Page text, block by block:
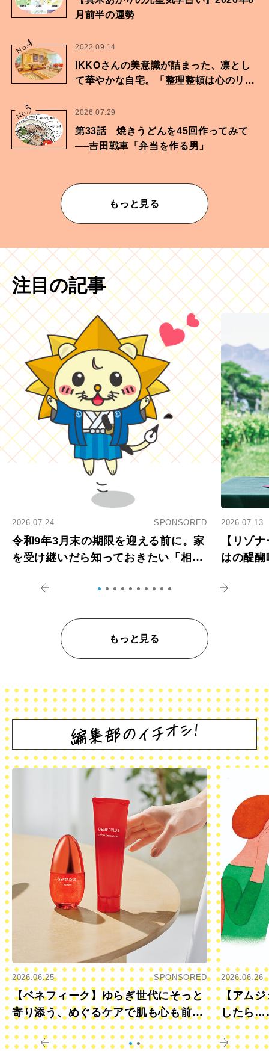
月前半の運勢
No.
4 2022.09.14
IKKOさんの美意識が詰まった、凛とし
て華やかな自宅。「整理整頓は心のリズ
No.5 2026.07.29
第33話 焼きうどんを45回作ってみて
──吉田戦車「弁当を作る男」
もっと見る
注目の記事
2026.07.24 SPONSORED
令和9年3月末の期限を迎える前に。家
を受け継いだら知っておきたい「相続
2026.07.13
【リゾ
はの醍
もっと見る
2026.06.25 SPONSORED
【ベネフィーク】ゆらぎ世代にそっと
寄り添う、めぐるケアで肌も心も前向
きに
2026.06.26
【アムジ
したら
すか？